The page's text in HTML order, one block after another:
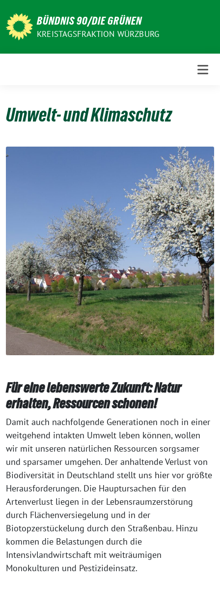
zum
Inhalt
BÜNDNIS 90/DIE GRÜNEN
KREISTAGSFRAKTION WÜRZBURG
Umwelt- und Klimaschutz
Für eine lebenswerte Zukunft: Natur
erhalten, Ressourcen schonen!
Damit auch nachfolgende Generationen noch in einer
weitgehend intakten Umwelt leben können, wollen
wir mit unseren natürlichen Ressourcen sorgsamer
und sparsamer umgehen. Der anhaltende Verlust von
Biodiversität in Deutschland stellt uns hier vor größte
Herausforderungen. Die Hauptursachen für den
Artenverlust liegen in der Lebensraumzerstörung
durch Flächenversiegelung und in der
Biotopzerstückelung durch den Straßenbau. Hinzu
kommen die Belastungen durch die
Intensivlandwirtschaft mit weiträumigen
Monokulturen und Pestizideinsatz.